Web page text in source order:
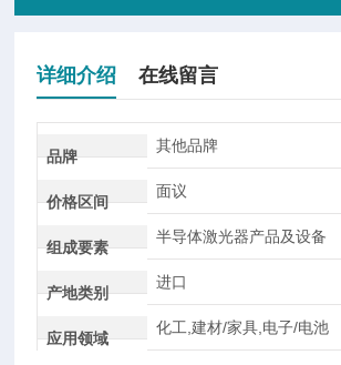
详细介绍 在线留言
品牌
其他品牌
价格区间
面议
组成要素
半导体激光器产品及设备
产地类别
进口
应用领域
化工,建材/家具,电子/电池